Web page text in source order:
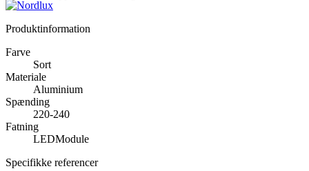
Produktinformation
Farve
Sort
Materiale
Aluminium
Spænding
220-240
Fatning
LEDModule
Specifikke referencer